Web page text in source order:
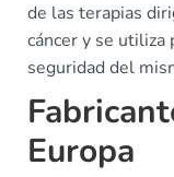
de las terapias
cáncer y se utiliza
seguridad del
Europa